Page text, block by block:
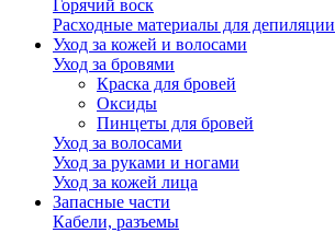
Горячий воск
Расходные материалы для депиляции
Уход за кожей и волосами
Уход за бровями
Краска для бровей
Оксиды
Пинцеты для бровей
Уход за волосами
Уход за руками и ногами
Уход за кожей лица
Запасные части
Кабели, разъемы